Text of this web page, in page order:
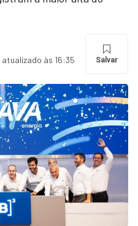
atualizado às 16:35 Salvar